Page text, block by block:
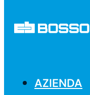
AZIENDA